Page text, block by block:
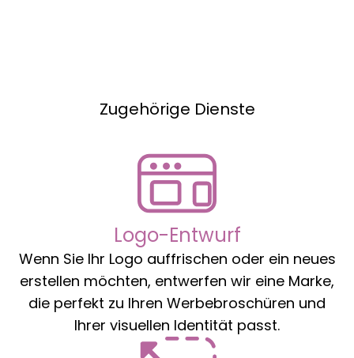
Zugehörige Dienste
Logo-Entwurf
Wenn Sie Ihr Logo auffrischen oder ein neues
erstellen möchten, entwerfen wir eine Marke,
die perfekt zu Ihren Werbebroschüren und
Ihrer visuellen Identität passt.